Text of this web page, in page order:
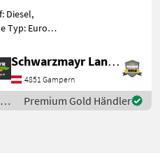
Diesel,
Typ: Euro
hydr.
Kabine,
Schwarzmayr Landtechnik GmbH - Gampern
4851 Gampern
Premium Gold Händler